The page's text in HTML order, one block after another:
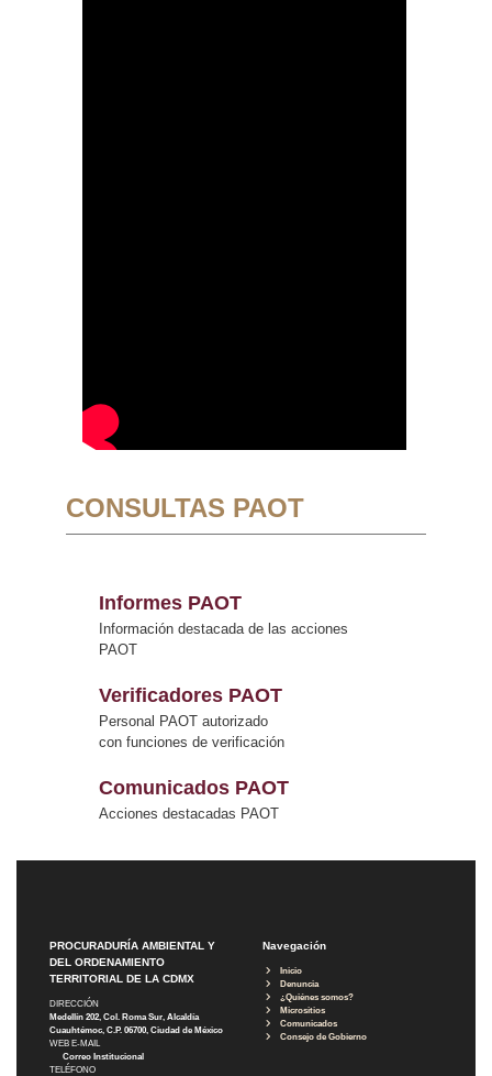
CONSULTAS PAOT
Informes PAOT
Información destacada de las acciones
PAOT
Verificadores PAOT
Personal PAOT autorizado
con funciones de verificación
Comunicados PAOT
Acciones destacadas PAOT
PROCURADURÍA AMBIENTAL Y
DEL ORDENAMIENTO
TERRITORIAL DE LA CDMX
DIRECCIÓN
Medellín 202, Col. Roma Sur, Alcaldía
Cuauhtémoc, C.P. 06700, Ciudad de México
WEB E-MAIL
Correo Institucional
TELÉFONO
Navegación
Inicio
Denuncia
¿Quiénes somos?
Micrositios
Comunicados
Consejo de Gobierno